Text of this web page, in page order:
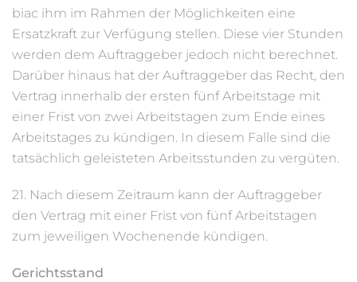
biac ihm im Rahmen der Möglichkeiten eine
Ersatzkraft zur Verfügung stellen. Diese vier Stunden
werden dem Auftraggeber jedoch nicht berechnet.
Darüber hinaus hat der Auftraggeber das Recht, den
Vertrag innerhalb der ersten fünf Arbeitstage mit
einer Frist von zwei Arbeitstagen zum Ende eines
Arbeitstages zu kündigen. In diesem Falle sind die
tatsächlich geleisteten Arbeitsstunden zu vergüten.
21. Nach diesem Zeitraum kann der Auftraggeber
den Vertrag mit einer Frist von fünf Arbeitstagen
zum jeweiligen Wochenende kündigen.
Gerichtsstand